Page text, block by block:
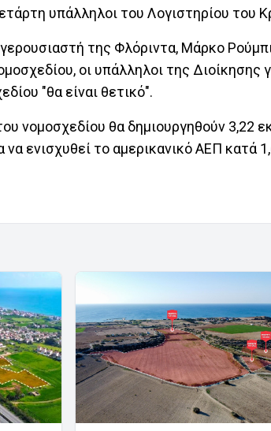
υπάλληλοι του Λογιστηρίου του
της Φλόριντα, Μάρκο
οι υπάλληλοι της
"θα είναι θετικό".
νομοσχεδίου θα δημιουργηθούν 3,22
ενισχυθεί το αμερικανικό ΑΕΠ κατά